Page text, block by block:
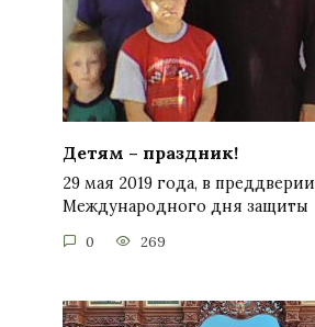
Детям – праздник!
29 мая 2019 года, в преддверии
Международного дня защиты
0 269